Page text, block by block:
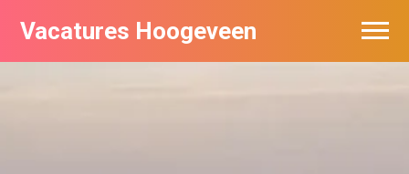
Vacatures Hoogeveen
Vacatures per bedrijf